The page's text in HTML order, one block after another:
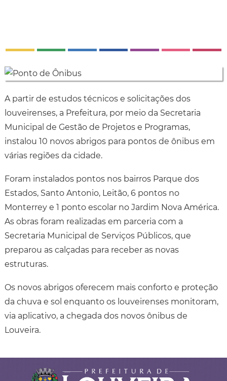
A partir de estudos técnicos e solicitações dos
louveirenses, a Prefeitura, por meio da Secretaria
Municipal de Gestão de Projetos e Programas,
instalou 10 novos abrigos para pontos de ônibus em
várias regiões da cidade.
Foram instalados pontos nos bairros Parque dos
Estados, Santo Antonio, Leitão, 6 pontos no
Monterrey e 1 ponto escolar no Jardim Nova América.
As obras foram realizadas em parceria com a
Secretaria Municipal de Serviços Públicos, que
preparou as calçadas para receber as novas
estruturas.
Os novos abrigos oferecem mais conforto e proteção
da chuva e sol enquanto os louveirenses monitoram,
via aplicativo, a chegada dos novos ônibus de
Louveira.